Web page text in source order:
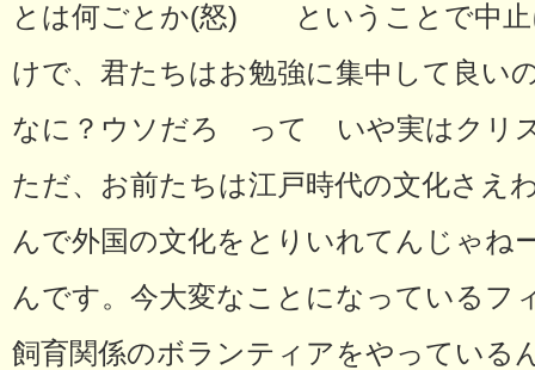
とは何ごとか(怒) ということで中止
けで、君たちはお勉強に集中して良い
なに？ウソだろ って いや実はクリ
ただ、お前たちは江戸時代の文化さえ
んで外国の文化をとりいれてんじゃね
んです。今大変なことになっているフ
飼育関係のボランティアをやっている